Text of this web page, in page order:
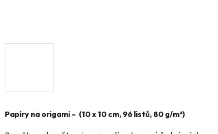
Papíry na origami – (10 x 10 cm, 96 listů, 80 g/m²)